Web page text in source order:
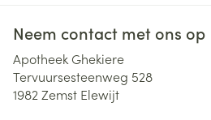
Neem contact met ons op
Apotheek Ghekiere
Tervuursesteenweg 528
1982 Zemst Elewijt